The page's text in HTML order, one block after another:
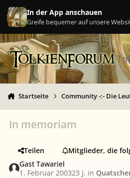
Zu Inhalt springen
In der App anschauen
Greife bequemer auf unsere
Startseite Community -:- Die
In memoriam
Teilen
Mitglieder, die
Gast Tawariel
1. Februar 200323 J. in